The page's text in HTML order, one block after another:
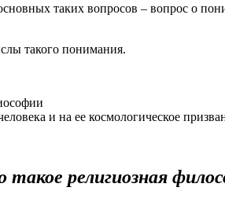
таких вопросов – вопрос о
такого понимания.
и на ее космологическое
такое религиозная